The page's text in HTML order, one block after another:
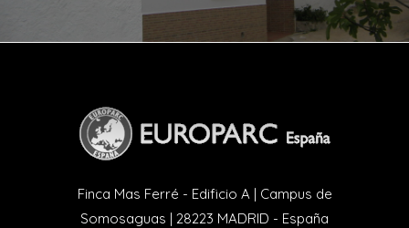
Finca Mas Ferré - Edificio A | Campus de
Somosaguas | 28223 MADRID - España